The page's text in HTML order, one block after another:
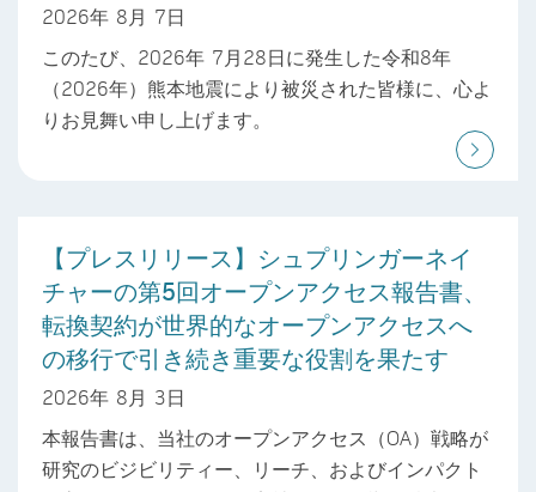
2026年 8月 7日
このたび、2026年 7月28日に発生した令和8年
（2026年）熊本地震により被災された皆様に、心よ
りお見舞い申し上げます。
【プレスリリース】シュプリンガーネイ
チャーの第5回オープンアクセス報告書、
転換契約が世界的なオープンアクセスへ
の移行で引き続き重要な役割を果たす
2026年 8月 3日
本報告書は、当社のオープンアクセス（OA）戦略が
研究のビジビリティー、リーチ、およびインパクト